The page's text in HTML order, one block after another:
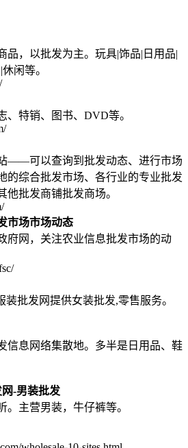
品，以批发为主。玩具|饰品|日用品|
闲等。
、特销、图书、DVD等。
——可以查询到批发动态、进行市场
的综合批发市场、各行业的专业批发
他批发商铺批发商场。
市场市场动态
府网，关注农业信息批发市场的动
装批发网提供女装批发,零售服务。
信息网络集散地。多半是日用品、鞋
-男装批发
。主营男装，牛仔裤等。